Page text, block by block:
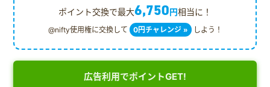
ポイント交換で最大6,750円相当に！
@nifty使用権に交換して 0円チャレンジ » しよう！
広告利用でポイントGET!